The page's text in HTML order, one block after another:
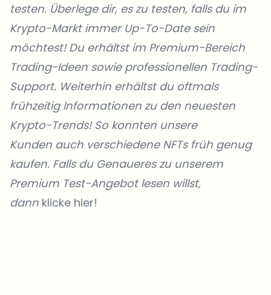
testen. Überlege dir, es zu testen, falls du im
Krypto-Markt immer Up-To-Date sein
möchtest! Du erhältst im Premium-Bereich
Trading-Ideen sowie professionellen Trading-
Support. Weiterhin erhältst du oftmals
frühzeitig Informationen zu den neuesten
Krypto-Trends! So konnten unsere
Kunden auch verschiedene NFTs früh genug
kaufen. Falls du Genaueres zu unserem
Premium Test-Angebot lesen willst,
dann klicke hier!